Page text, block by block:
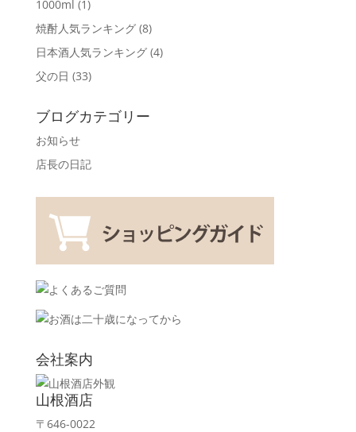
1000ml (1)
焼酎人気ランキング (8)
日本酒人気ランキング (4)
父の日 (33)
ブログカテゴリー
お知らせ
店長の日記
会社案内
山根酒店
〒646-0022